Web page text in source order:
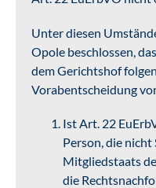
Unter diesen
Opole beschlossen,
dem Gerichtshof
Vorabentscheidung
Ist Art. 22
Person, die nicht
Mitgliedstaats
die